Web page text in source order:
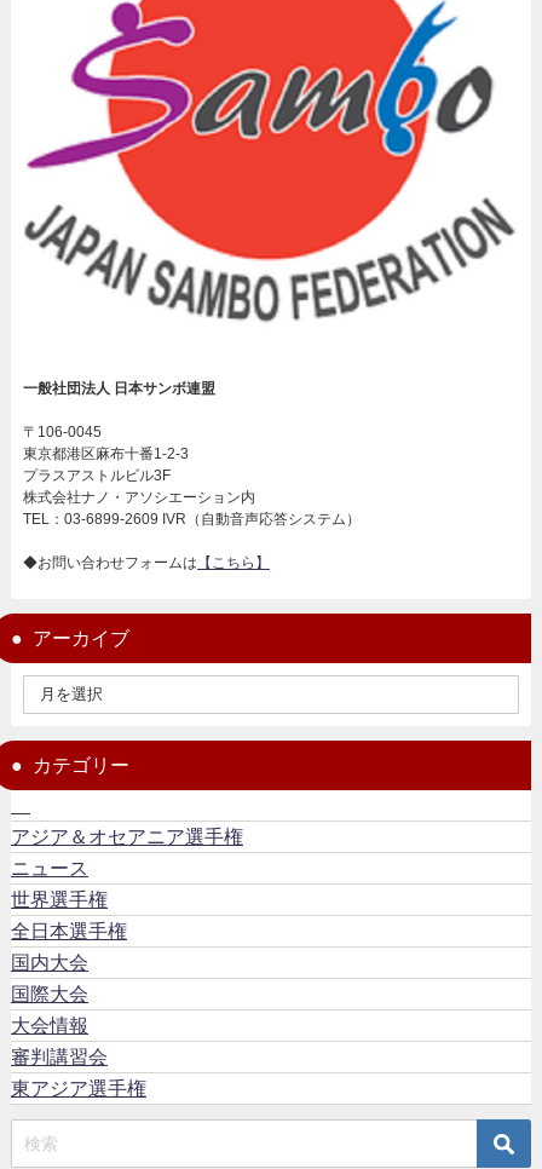
一般社団法人 日本サンボ連盟
〒106-0045
東京都港区麻布十番1-2-3
プラスアストルビル3F
株式会社ナノ・アソシエーション内
TEL：03-6899-2609 IVR（自動音声応答システム）
◆お問い合わせフォームは 【こちら】
アーカイブ
カテゴリー
アジア＆オセアニア選手権
ニュース
世界選手権
全日本選手権
国内大会
国際大会
大会情報
審判講習会
東アジア選手権